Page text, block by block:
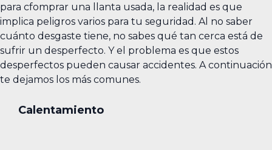
para cfomprar una llanta usada, la realidad es que
implica peligros varios para tu seguridad. Al no saber
cuánto desgaste tiene, no sabes qué tan cerca está de
sufrir un desperfecto. Y el problema es que estos
desperfectos pueden causar accidentes. A continuación
te dejamos los más comunes.
Calentamiento